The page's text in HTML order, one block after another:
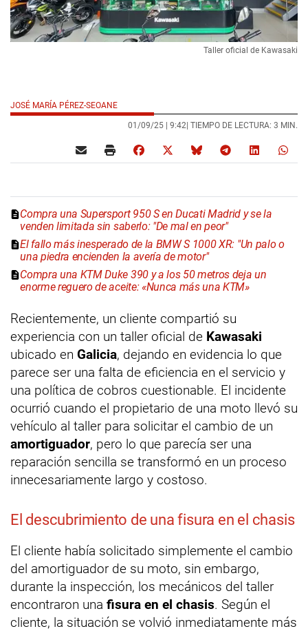
Taller oficial de Kawasaki
JOSÉ MARÍA PÉREZ-SEOANE
01/09/25 | 9:42| TIEMPO DE LECTURA: 3 MIN.
Compra una Supersport 950 S en Ducati Madrid y se la
venden limitada sin saberlo: "De mal en peor"
El fallo más inesperado de la BMW S 1000 XR: "Un palo o
una piedra encienden la avería de motor"
Compra una KTM Duke 390 y a los 50 metros deja un
enorme reguero de aceite: «Nunca más una KTM»
Recientemente, un cliente compartió su
experiencia con un taller oficial de Kawasaki
ubicado en Galicia, dejando en evidencia lo que
parece ser una falta de eficiencia en el servicio y
una política de cobros cuestionable. El incidente
ocurrió cuando el propietario de una moto llevó su
vehículo al taller para solicitar el cambio de un
amortiguador, pero lo que parecía ser una
reparación sencilla se transformó en un proceso
innecesariamente largo y costoso.
El descubrimiento de una fisura en el chasis
El cliente había solicitado simplemente el cambio
del amortiguador de su moto, sin embargo,
durante la inspección, los mecánicos del taller
encontraron una fisura en el chasis. Según el
cliente, la situación se volvió inmediatamente más